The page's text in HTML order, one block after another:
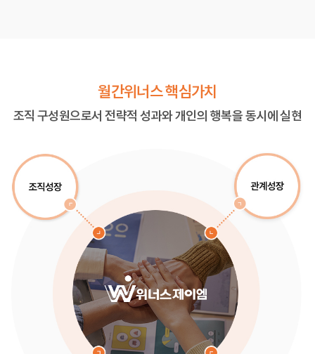
월간위너스 핵심가치
조직 구성원으로서 전략적 성과와 개인의 행복을 동시에 실현